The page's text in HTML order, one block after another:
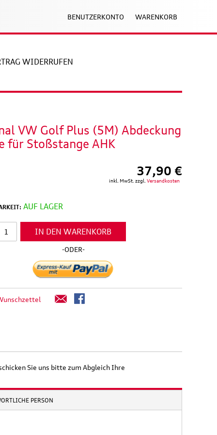
BENUTZERKONTO WARENKORB
WIDERRUFEN
VW Golf Plus (5M) Abdeckung
für Stoßstange AHK
37,90 €
inkl. MwSt. zzgl. Versandkosten
AUF LAGER
IN DEN WARENKORB
-ODER-
Sie uns bitte zum Abgleich Ihre
PERSON